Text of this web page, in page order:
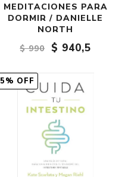
MEDITACIONES PARA
DORMIR / DANIELLE
NORTH
$ 990
$ 940,5
5% OFF